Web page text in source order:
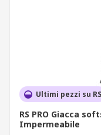
Ultimi pezzi su RS
RS PRO Giacca
Impermeabile